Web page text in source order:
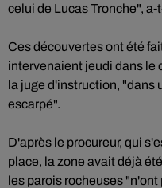
celui de Lucas Tronche", a-
Ces découvertes ont été
intervenaient jeudi dans le
la juge d'instruction, "dans
escarpé".
D'après le procureur, qui
place, la zone avait déjà
les parois rocheuses